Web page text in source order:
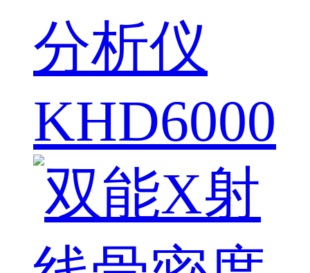
分析仪
KHD6000